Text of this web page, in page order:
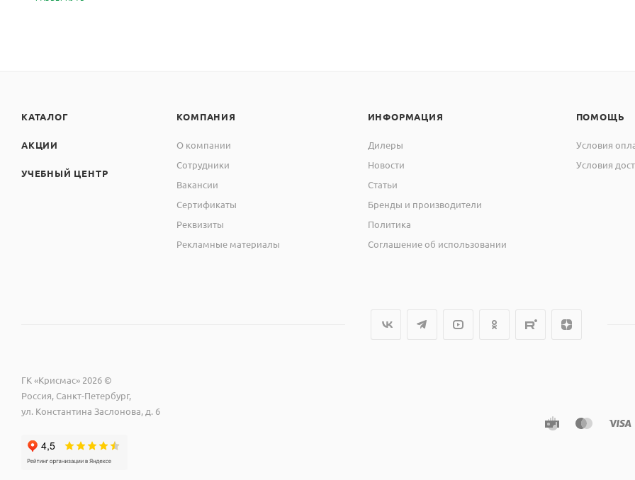
КАТАЛОГ
АКЦИИ
УЧЕБНЫЙ ЦЕНТР
КОМПАНИЯ
О компании
Сотрудники
Вакансии
Сертификаты
Реквизиты
Рекламные материалы
ИНФОРМАЦИЯ
Дилеры
Новости
Статьи
Бренды и производители
Политика
Соглашение об использовании
ПОМОЩЬ
Условия
Условия
ГК «Крисмас» 2026 ©
Россия, Санкт-Петербург,
ул. Константина Заслонова, д. 6